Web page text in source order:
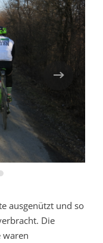
ausgenützt und so
Die
waren